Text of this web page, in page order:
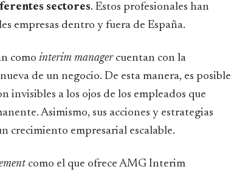
sectores. Estos profesionales han
empresas dentro y fuera de España.
como interim managercuentan con la
de un negocio. De esta manera, es posible
invisibles a los ojos de los empleados que
Asimismo, sus acciones y estrategias
crecimiento empresarial escalable.
como el que ofrece AMG Interim